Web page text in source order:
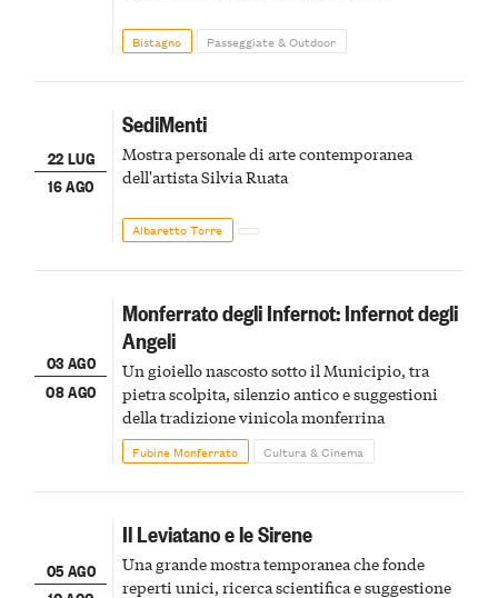
Bistagno Passeggiate & Outdoor
22 LUG
16 AGO
SediMenti
Mostra personale di arte contemporanea
dell'artista Silvia Ruata
Albaretto Torre
03 AGO
08 AGO
Monferrato degli Infernot: Infernot degli
Angeli
Un gioiello nascosto sotto il Municipio, tra
pietra scolpita, silenzio antico e suggestioni
della tradizione vinicola monferrina
Fubine Monferrato Cultura & Cinema
05 AGO
Il Leviatano e le Sirene
Una grande mostra temporanea che fonde
reperti unici, ricerca scientifica e suggestione